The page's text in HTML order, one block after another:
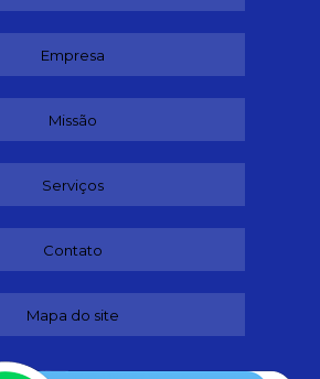
Empresa
Missão
Serviços
Contato
Mapa do site